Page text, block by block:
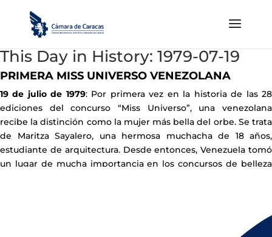
This Day in History: 1979-07-19
PRIMERA MISS UNIVERSO VENEZOLANA
19 de julio de 1979: Por primera vez en la historia de las 28
ediciones del concurso “Miss Universo”, una venezolana
recibe la distinción como la mujer más bella del orbe. Se trata
de Maritza Sayalero, una hermosa muchacha de 18 años,
estudiante de arquitectura. Desde entonces, Venezuela tomó
un lugar de mucha importancia en los concursos de belleza